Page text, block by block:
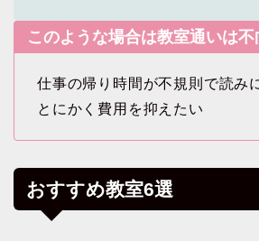
このような場合は教室通いは不
仕事の帰り時間が不規則で読み
とにかく費用を抑えたい
おすすめ教室6選